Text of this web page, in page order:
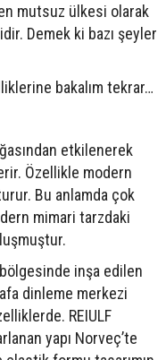
en mutsuz ülkesi olarak
Demek ki bazı şeyler
bakalım tekrar…
etkilenerek
Özellikle modern
Bu anlamda çok
mimari tarzdaki
bölgesinde inşa edilen
dinleme merkezi
REIULF
yapı Norveç’te